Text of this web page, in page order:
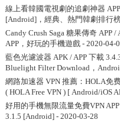
線上看韓國電視劇的追劇神器
[Android]，經典、熱門韓劇排行
Candy Crush Saga 糖果傳奇 APP
APP，好玩的手機遊戲- 2020-04-
藍色光濾波器 APK / APP 下載
Bluelight Filter Download，
網路加速器 VPN 推薦：HOLA免
( HOLA Free VPN ) [ Android/iOS
好用的手機無限流量免費VPN APP
3.1.5 [Android]- 2020-03-28